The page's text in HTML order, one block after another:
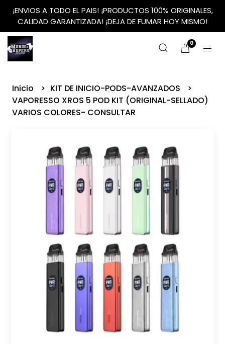
¡ENVIOS A TODO EL PAIS! ¡PRODUCTOS 100% ORIGINALES,
CALIDAD GARANTIZADA! ¡DEJA DE FUMAR HOY MISMO!
0
Inicio
KIT DE INICIO-PODS-AVANZADOS
VAPORESSO XROS 5 POD KIT (ORIGINAL-SELLADO)
VARIOS COLORES- CONSULTAR